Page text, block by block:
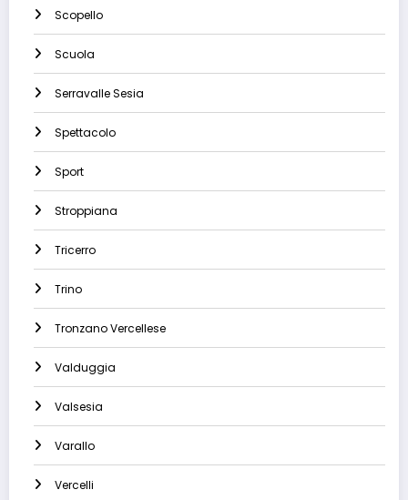
Scopello
Scuola
Serravalle Sesia
Spettacolo
Sport
Stroppiana
Tricerro
Trino
Tronzano Vercellese
Valduggia
Valsesia
Varallo
Vercelli